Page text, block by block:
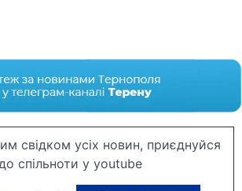
свідком усіх новин, приєднуйся
спільноти у youtube